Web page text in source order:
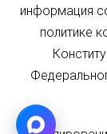
информация
политике